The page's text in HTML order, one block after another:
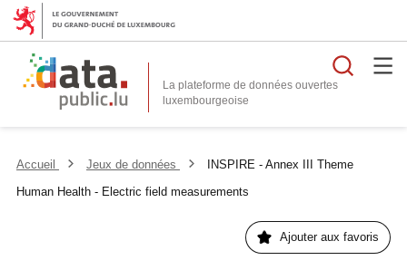
La plateforme de données ouvertes
Accueil Jeux de données
INSPIRE - Annex III Theme
Human Health - Electric field measurements
Ajouter aux favoris